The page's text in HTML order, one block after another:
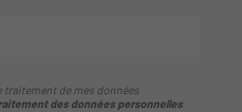
traitement de mes données
des données personnelles